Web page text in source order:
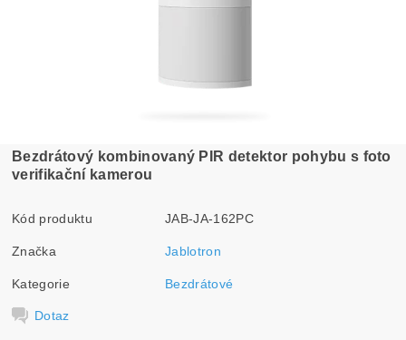
Bezdrátový kombinovaný PIR detektor pohybu s foto
verifikační kamerou
Kód produktu JAB-JA-162PC
Značka Jablotron
Kategorie Bezdrátové
Dotaz